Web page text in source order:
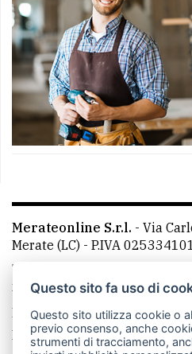
Merateonline S.r.l. - Via
Merate (LC) - P.IVA
Telefono:
mail:
La redazione
CasateOnline
Made by VIP
Questo sito fa uso di
Questo sito utilizza cookie o
previo consenso, anche
strumenti di tracciamento,